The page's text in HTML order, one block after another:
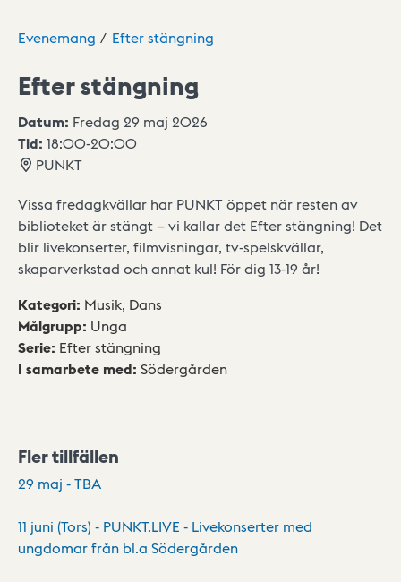
Evenemang Efter stängning
Efter stängning
Datum: Fredag 29 maj 2026
Tid: 18:00-20:00
PUNKT
Vissa fredagkvällar har PUNKT öppet när resten av
biblioteket är stängt – vi kallar det Efter stängning! Det
blir livekonserter, filmvisningar, tv-spelskvällar,
skaparverkstad och annat kul! För dig 13-19 år!
Kategori: Musik, Dans
Målgrupp: Unga
Serie: Efter stängning
I samarbete med: Södergården
Fler tillfällen
29 maj - TBA
11 juni (Tors) - PUNKT.LIVE - Livekonserter med
ungdomar från bl.a Södergården